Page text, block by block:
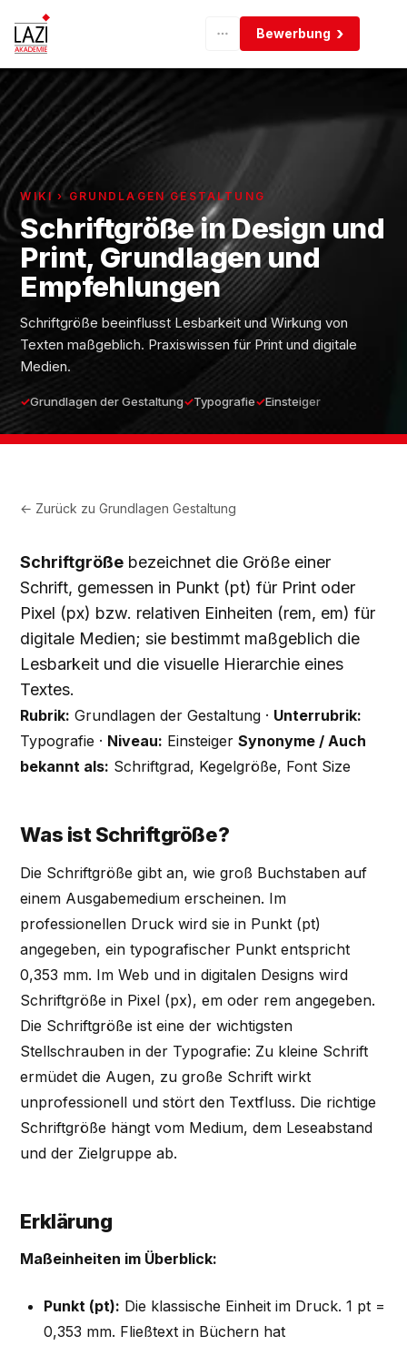
Bewerbung
WIKI › GRUNDLAGEN GESTALTUNG
Schriftgröße in Design und
Print, Grundlagen und
Empfehlungen
Schriftgröße beeinflusst Lesbarkeit und Wirkung von
Texten maßgeblich. Praxiswissen für Print und digitale
Medien.
Grundlagen der Gestaltung Typografie Einsteiger
← Zurück zuGrundlagen Gestaltung
Schriftgröße bezeichnet die Größe einer
Schrift, gemessen in Punkt (pt) für Print oder
Pixel (px) bzw. relativen Einheiten (rem, em) für
digitale Medien; sie bestimmt maßgeblich die
Lesbarkeit und die visuelle Hierarchie eines
Textes.
Rubrik: Grundlagen der Gestaltung · Unterrubrik:
Typografie · Niveau: EinsteigerSynonyme / Auch
bekannt als: Schriftgrad, Kegelgröße, Font Size
Was ist Schriftgröße?
Die Schriftgröße gibt an, wie groß Buchstaben auf
einem Ausgabemedium erscheinen. Im
professionellen Druck wird sie in Punkt (pt)
angegeben, ein typografischer Punkt entspricht
0,353 mm. Im Web und in digitalen Designs wird
Schriftgröße in Pixel (px), em oder rem angegeben.
Die Schriftgröße ist eine der wichtigsten
Stellschrauben in der Typografie: Zu kleine Schrift
ermüdet die Augen, zu große Schrift wirkt
unprofessionell und stört den Textfluss. Die richtige
Schriftgröße hängt vom Medium, dem Leseabstand
und der Zielgruppe ab.
Erklärung
Maßeinheiten im Überblick:
Punkt (pt): Die klassische Einheit im Druck. 1 pt =
0,353 mm. Fließtext in Büchern hat